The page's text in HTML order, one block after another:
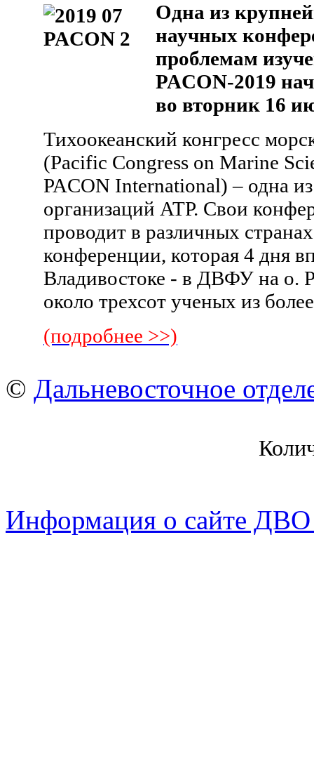
Одна из
научных
проблемам
PACON-2019
во вторник 16
Тихоокеанский конгресс
(Pacific Congress on Marine
PACON International) – одна
организаций АТР. Свои
проводит в различных
конференции, которая 4 дня
Владивостоке - в ДВФУ на о.
около трехсот ученых из
(подробнее >>)
© Дальневосточное
Информация о сайте